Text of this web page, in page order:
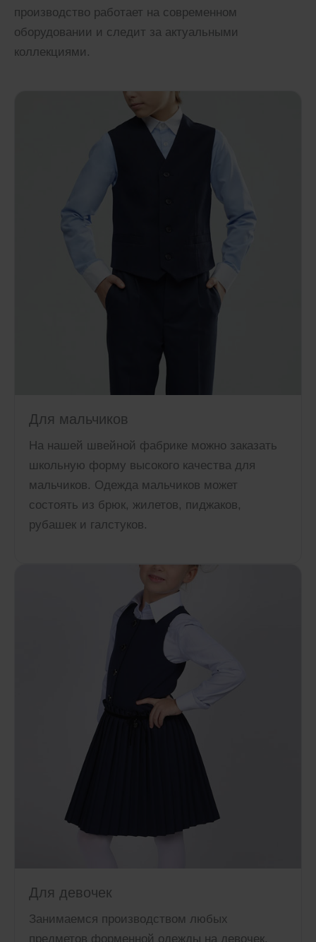
производство работает на современном
оборудовании и следит за актуальными
коллекциями.
Для мальчиков
На нашей швейной фабрике можно заказать
школьную форму высокого качества для
мальчиков. Одежда мальчиков может
состоять из брюк, жилетов, пиджаков,
рубашек и галстуков.
Для девочек
Занимаемся производством любых
предметов форменной одежды на девочек.